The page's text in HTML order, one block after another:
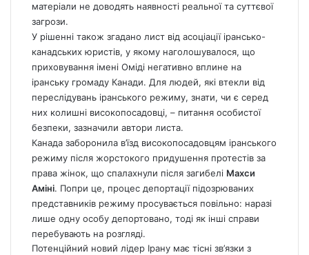
матеріали не доводять наявності реальної та суттєвої
загрози.
У рішенні також згадано лист від асоціації ірансько-
канадських юристів, у якому наголошувалося, що
приховування імені Оміді негативно вплине на
іранську громаду Канади. Для людей, які втекли від
переслідувань іранського режиму, знати, чи є серед
них колишні високопосадовці, – питання особистої
безпеки, зазначили автори листа.
Канада заборонила в’їзд високопосадовцям іранського
режиму після жорстокого придушення протестів за
права жінок, що спалахнули після загибелі Махси
Аміні. Попри це, процес депортації підозрюваних
представників режиму просувається повільно: наразі
лише одну особу депортовано, тоді як інші справи
перебувають на розгляді.
Потенційний новий лідер Ірану має тісні зв’язки з